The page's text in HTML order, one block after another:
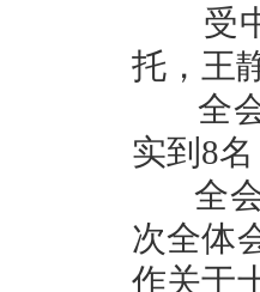
受中
托，王
全会
实到8
全会
次全体
作关于